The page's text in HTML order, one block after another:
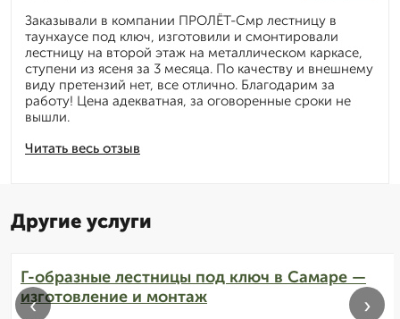
Читать весь отзыв
Заказывали в компании ПРОЛЁТ-Смр лестницу в
таунхаусе под ключ, изготовили и смонтировали
лестницу на второй этаж на металлическом каркасе,
ступени из ясеня за 3 месяца. По качеству и внешнему
виду претензий нет, все отлично. Благодарим за
работу! Цена адекватная, за оговоренные сроки не
вышли.
Другие услуги
Г-образные лестницы под ключ в Самаре —
изготовление и монтаж
‹ ›